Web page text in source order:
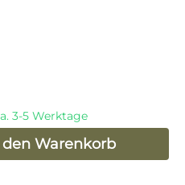
3-5 Werktage
den
den Warenkorb